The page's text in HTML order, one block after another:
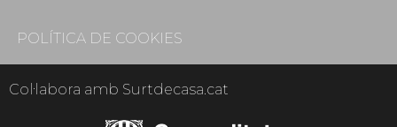
POLÍTICA DE COOKIES
Col·labora amb Surtdecasa.cat